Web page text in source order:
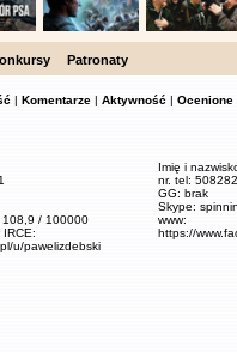
Patronaty
| Komentarze | Aktywność | Ocenione
108,9 / 100000
IRCE:
u/pawelizdebski
Imię i
nr. tel:
GG: brak
Skype:
www:
https://